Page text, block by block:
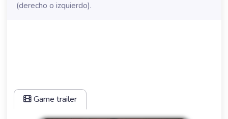
(derecho o izquierdo).
Game trailer